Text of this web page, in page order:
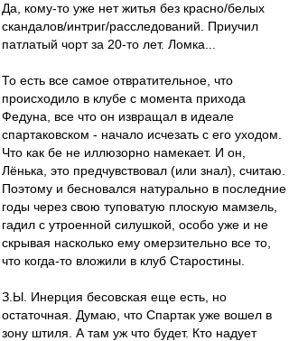
Да, кому-то уже нет житья без красно/белых
скандалов/интриг/расследований. Приучил
патлатый чорт за 20-то лет. Ломка...
То есть все самое отвратительное, что
происходило в клубе с момента прихода
Федуна, все что он извращал в идеале
спартаковском - начало исчезать с его уходом.
Что как бе не иллюзорно намекает. И он,
Лёнька, это предчувствовал (или знал), считаю.
Поэтому и бесновался натурально в последние
годы через свою туповатую плоскую мамзель,
гадил с утроенной силушкой, особо уже и не
скрывая насколько ему омерзительно все то,
что когда-то вложили в клуб Старостины.
З.Ы. Инерция бесовская еще есть, но
остаточная. Думаю, что Спартак уже вошел в
зону штиля. А там уж что будет. Кто надует